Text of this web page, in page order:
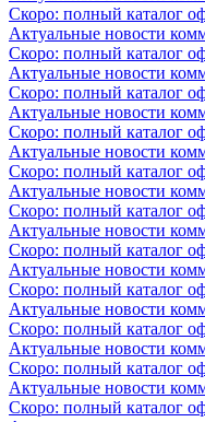
Скоро: полный каталог
Актуальные новости
Скоро: полный каталог
Актуальные новости
Скоро: полный каталог
Актуальные новости
Скоро: полный каталог
Актуальные новости
Скоро: полный каталог
Актуальные новости
Скоро: полный каталог
Актуальные новости
Скоро: полный каталог
Актуальные новости
Скоро: полный каталог
Актуальные новости
Скоро: полный каталог
Актуальные новости
Скоро: полный каталог
Актуальные новости
Скоро: полный каталог